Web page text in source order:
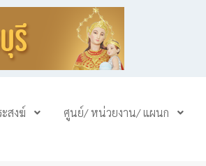
สงฆ์ ศูนย์/ หน่วยงาน/ แผนก